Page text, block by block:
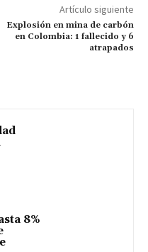
Artículo siguiente
Explosión en mina de carbón
en Colombia: 1 fallecido y 6
atrapados
8%